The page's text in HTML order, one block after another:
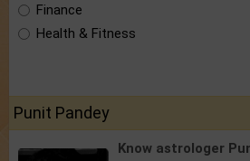
Finance
Health & Fitness
Punit Pandey
Know astrologer